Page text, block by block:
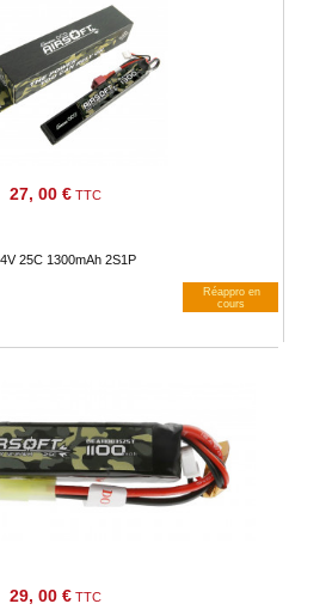
27, 00 € TTC
25C 1300mAh 2S1P
Réappro en
cours
29, 00 € TTC